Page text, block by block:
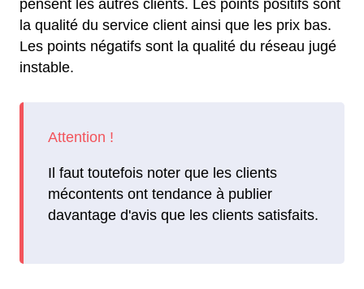
pensent les autres clients. Les points positifs sont
la qualité du service client ainsi que les prix bas.
Les points négatifs sont la qualité du réseau jugé
instable.
Il faut toutefois noter que les clients
mécontents ont tendance à publier
davantage d'avis que les clients satisfaits.